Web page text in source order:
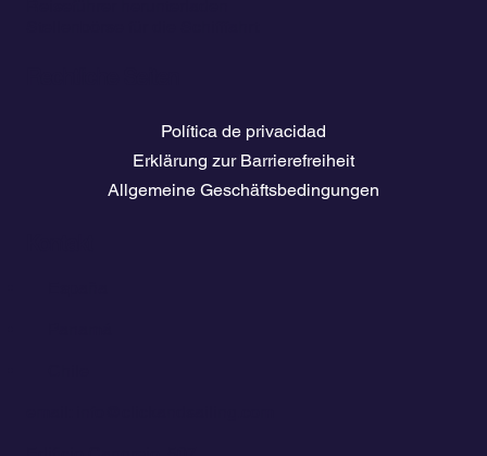
Política de privacidad
Erklärung zur Barrierefreiheit
Allgemeine Geschäftsbedingungen